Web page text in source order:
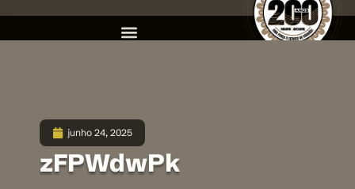
junho 24, 2025
zFPWdwPk